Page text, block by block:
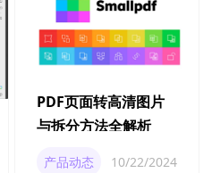
PDF页面转高清图片
与拆分方法全解析
产品动态 10/22/2024